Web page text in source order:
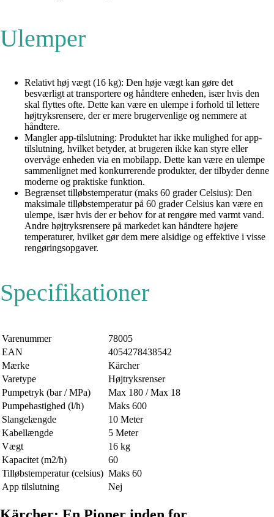
Ulemper
Relativt høj vægt (16 kg): Den høje vægt kan gøre det
besværligt at transportere og håndtere enheden, især hvis den
skal flyttes ofte. Dette kan være en ulempe i forhold til lettere
højtryksrensere, der er mere brugervenlige og nemmere at
håndtere.
Mangler app-tilslutning: Produktet har ikke mulighed for app-
tilslutning, hvilket betyder, at brugeren ikke kan styre eller
overvåge enheden via en mobilapp. Dette kan være en ulempe
sammenlignet med konkurrerende produkter, der tilbyder denne
moderne og praktiske funktion.
Begrænset tilløbstemperatur (maks 60 grader Celsius): Den
maksimale tilløbstemperatur på 60 grader Celsius kan være en
ulempe, især hvis der er behov for at rengøre med varmt vand.
Andre højtryksrensere på markedet kan håndtere højere
temperaturer, hvilket gør dem mere alsidige og effektive i visse
rengøringsopgaver.
Specifikationer
Varenummer
78005
EAN
4054278438542
Mærke
Kärcher
Varetype
Højtryksrenser
Pumpetryk (bar / MPa)
Max 180 / Max 18
Pumpehastighed (l/h)
Maks 600
Slangelængde
10 Meter
Kabellængde
5 Meter
Vægt
16 kg
Kapacitet (m2/h)
60
Tilløbstemperatur (celsius) Maks 60
App tilslutning
Nej